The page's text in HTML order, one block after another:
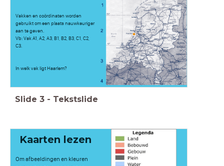
Vakken en coördinaten worden
gebruikt om een plaats nauwkeuriger
aan te geven.
Vb: Vak A1, A2, A3, B1, B2, B3, C1, C2,
C3.
In welk vak ligt Haarlem?
Slide 3 - Tekstslide
Kaarten lezen
Om afbeeldingen en kleuren